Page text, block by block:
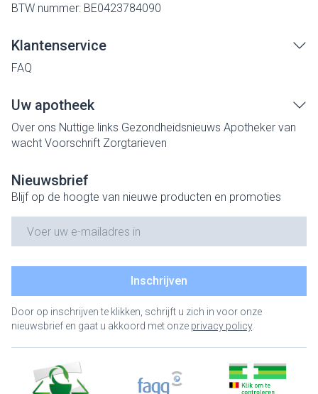
BTW nummer: BE0423784090
Klantenservice
FAQ
Uw apotheek
Over ons Nuttige links Gezondheidsnieuws Apotheker van
wacht Voorschrift Zorgtarieven
Nieuwsbrief
Blijf op de hoogte van nieuwe producten en promoties
Inschrijven
Door op inschrijven te klikken, schrijft u zich in voor onze
nieuwsbrief en gaat u akkoord met onze privacy policy.